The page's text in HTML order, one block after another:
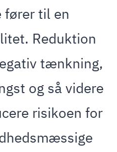
fører til en
Reduktion
tænkning,
og så videre
risikoen for